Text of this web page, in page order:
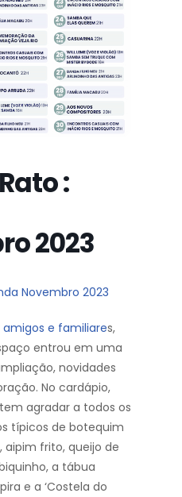
:
2023
Novembro 2023
e familiares,
entrou em uma
novidades
No cardápio,
agradar a todos os
típicos de botequim
aipim frito, queijo de
a tábua
e a ‘Costela do